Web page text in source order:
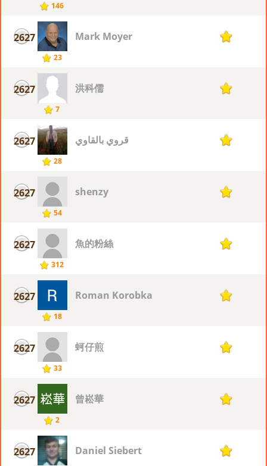
146
2627
23
Mark Moyer 1
2627
7
洪科儒 1
2627
28
قروي بالقاوي 1
2627
54
shenzy 1
2627
312
魚的粉絲 1
2627
18
Roman Korobka 1
2627
33
蚵仔煎 1
2627
2
曾崧華 1
2627 Daniel Siebert 1